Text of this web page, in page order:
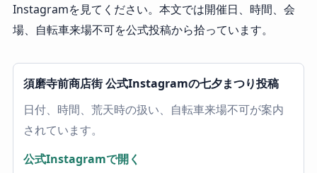
Instagramを見てください。本文では開催日、時間、会
場、自転車来場不可を公式投稿から拾っています。
須磨寺前商店街 公式Instagramの七夕まつり投稿
日付、時間、荒天時の扱い、自転車来場不可が案内
されています。
公式Instagramで開く